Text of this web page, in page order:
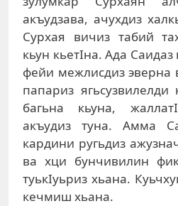
акъудзава, ачухдиз
Сурхая вичиз табий
кьун кьетIна. Ада
фейи межлисдиз
папариз ягьсузвилелди
багьна кьуна,
акъудиз туна. Амма
кардини ругьдиз
ва хци бунчивилин
туькIуьриз хьана.
кечмиш хьана.